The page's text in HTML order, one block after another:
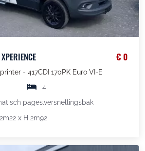
€ 0
- 417CDI 170PK Euro VI-E
4
pages.versnellingsbak
x H 2m92